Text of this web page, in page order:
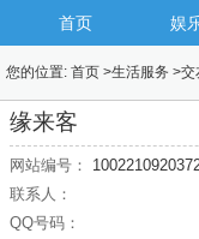
首页 娱
您的位置: 首页 >生活服务 >交
缘来客
网站编号：
联系人：
QQ号码：